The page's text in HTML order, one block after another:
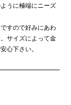
リ 26SS 長袖カッ
致しました。
うに極端にニーズ
すので好みにあわ
サイズによって金
心下さい。